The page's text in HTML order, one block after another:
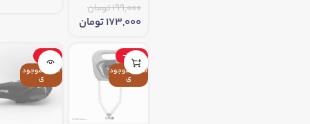
199,000تومان
173,000تومان
-33%
اتمام موجود
ی
-17%
اتمام موجود
ی